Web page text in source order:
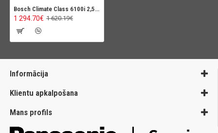
Bosch Climate Class 6100i 2,5kW
1 294.70€ 1 620.19€
Informācija
Klientu apkalpošana
Mans profils